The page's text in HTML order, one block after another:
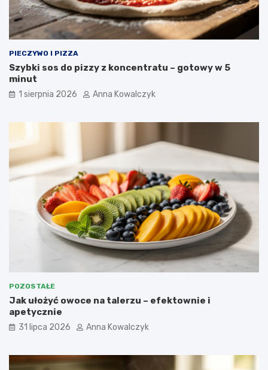
PIECZYWO I PIZZA
Szybki sos do pizzy z koncentratu – gotowy w 5
minut
1 sierpnia 2026 Anna Kowalczyk
POZOSTAŁE
Jak ułożyć owoce na talerzu – efektownie i
apetycznie
31 lipca 2026 Anna Kowalczyk